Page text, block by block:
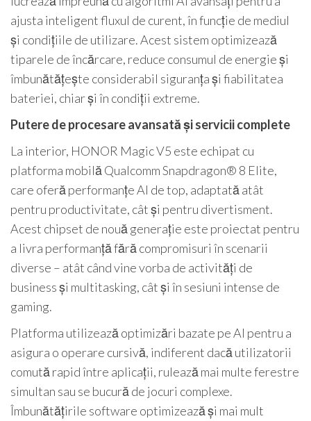
ajusta inteligent fluxul de curent, în funcție de mediul
și condițiile de utilizare. Acest sistem optimizează
tiparele de încărcare, reduce consumul de energie și
îmbunătățește considerabil siguranța și fiabilitatea
bateriei, chiar și în condiții extreme.
Putere de procesare avansată și servicii complete
La interior, HONOR Magic V5 este echipat cu
platforma mobilă Qualcomm Snapdragon® 8 Elite,
care oferă performanțe AI de top, adaptată atât
pentru productivitate, cât și pentru divertisment.
Acest chipset de nouă generație este proiectat pentru
a livra performanță fără compromisuri în scenarii
diverse – atât când vine vorba de activități de
business și multitasking, cât și în sesiuni intense de
gaming.
Platforma utilizează optimizări bazate pe AI pentru a
asigura o operare cursivă, indiferent dacă utilizatorii
comută rapid între aplicații, rulează mai multe ferestre
simultan sau se bucură de jocuri complexe.
Îmbunătățirile software optimizează și mai mult